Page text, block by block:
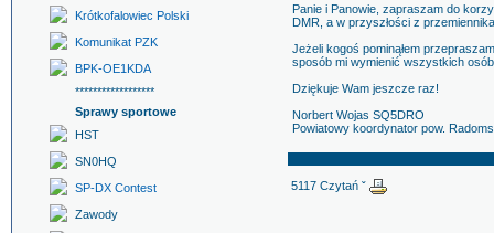
Krótkofalowiec Polski
Komunikat PZK
BPK-OE1KDA
******************
Sprawy sportowe
HST
SN0HQ
SP-DX Contest
Zawody
Panie i Panowie, zapraszam do
DMR, a w przyszłości z
Jeżeli kogoś pominąłem
sposób mi wymienić wszystkich
Dziękuje Wam jeszcze raz!
Norbert Wojas SQ5DRO
Powiatowy koordynator pow.
5117 Czytań ˇ